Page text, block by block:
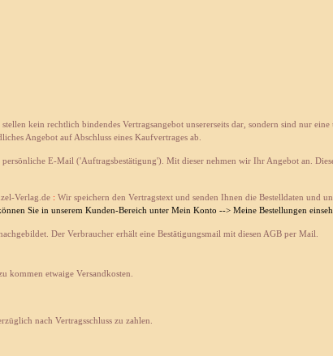
stellen kein rechtlich bindendes Vertragsangebot unsererseits dar, sondern sind nur
Angebot auf Abschluss eines Kaufvertrages ab.
E-Mail ('Auftragsbestätigung'). Mit dieser nehmen wir Ihr Angebot an.
Verlag.de : Wir speichern den Vertragstext und senden Ihnen die Bestelldaten und
Sie in unserem Kunden-Bereich unter Mein Konto --> Meine Bestellungen
Der Verbraucher erhält eine Bestätigungsmail mit diesen AGB per Mail.
kommen etwaige Versandkosten.
nach Vertragsschluss zu zahlen.